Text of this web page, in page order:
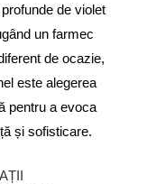
de violet
un farmec
de ocazie,
este alegerea
pentru a evoca
și sofisticare.